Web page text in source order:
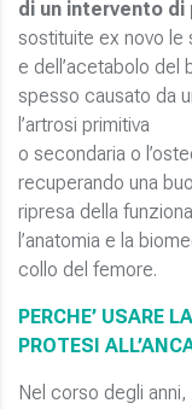
di un intervento
sostituite ex novo le
e dell’acetabolo del
spesso causato da
l’artrosi primitiva
o secondaria o
recuperando una
ripresa della
l’anatomia e la
collo del femore.
PERCHE’ USARE
PROTESI
Nel corso degli